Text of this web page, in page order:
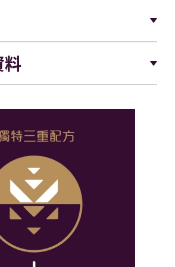
，不油膩的配方可安全用於痤瘡疤
護理疤痕的機會。 使用 Mederma®
疤膏 為其提供夜間護理。
，可滲透到皮膚表面以下，幫助：滋
皮膚細胞再生，消除多餘的膠原蛋
發紅
德瑪® 是美國醫生推薦的第一大疤痕
ProVoice 調查，2021 年 3 月）
在傷口閉合後立即開始使用
使用 8 週，在現有疤痕上使用 3-6
品放在您的傷口上之前，請確保結
有已縫合的縫線均已去除。對於較
即開始使用 Mederma® 美德瑪®晚
德瑪®晚間修護除疤膏 用戶在每天使
到明顯的改善，在 8 週內達到最佳
兒童不能接觸的地方。
料
2012
調查，2021 年 3 月